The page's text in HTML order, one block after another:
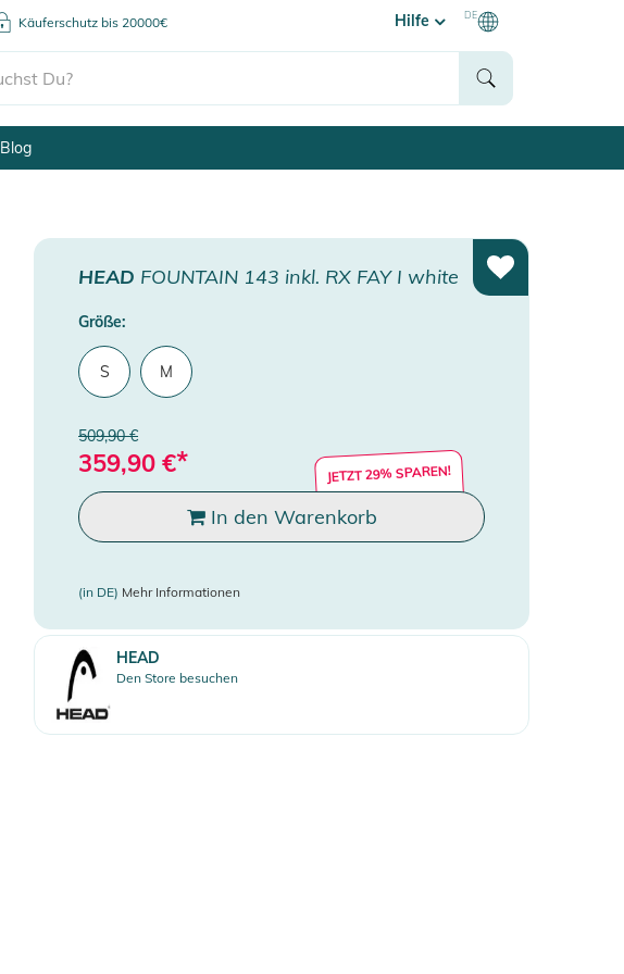
Käuferschutz bis 20000€ Hilfe DE
Blog
HEAD FOUNTAIN 143 inkl. RX FAY I white
Größe:
S M
509,90 €
359,90 €* JETZT 29% SPAREN!
In den Warenkorb
(in DE) Mehr Informationen
HEAD
Den Store besuchen